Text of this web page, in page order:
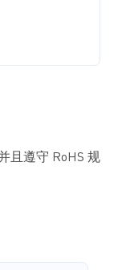
且遵守 RoHS 规